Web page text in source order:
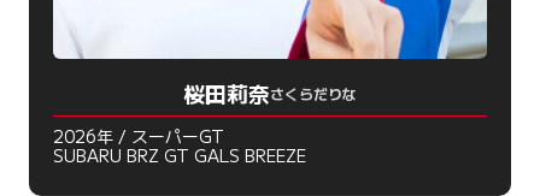
桜田莉奈さくらだりな
2026年 / スーパーGT
SUBARU BRZ GT GALS BREEZE